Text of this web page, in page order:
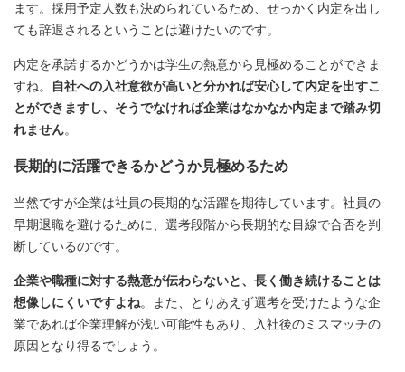
ます。採用予定人数も決められているため、せっかく内定を出し
ても辞退されるということは避けたいのです。
内定を承諾するかどうかは学生の熱意から見極めることができま
すね。
自社への入社意欲が高いと分かれば安心して内定を出すこ
とができますし、そうでなければ企業はなかなか内定まで踏み切
れません。
長期的に活躍できるかどうか見極めるため
当然ですが企業は社員の長期的な活躍を期待しています。社員の
早期退職を避けるために、選考段階から長期的な目線で合否を判
断しているのです。
企業や職種に対する熱意が伝わらないと、長く働き続けることは
想像しにくいですよね。また、とりあえず選考を受けたような企
業であれば企業理解が浅い可能性もあり、入社後のミスマッチの
原因となり得るでしょう。